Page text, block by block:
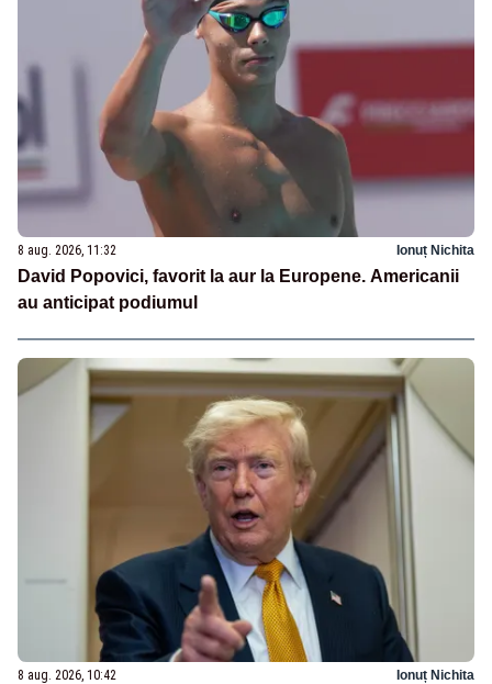
8 aug. 2026, 11:32 Ionuț Nichita
David Popovici, favorit la aur la Europene. Americanii
au anticipat podiumul
8 aug. 2026, 10:42 Ionuț Nichita